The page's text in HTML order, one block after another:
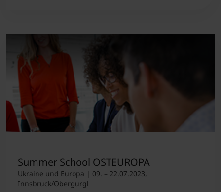
Summer School OSTEUROPA
Ukraine und Europa | 09. – 22.07.2023,
Innsbruck/Obergurgl